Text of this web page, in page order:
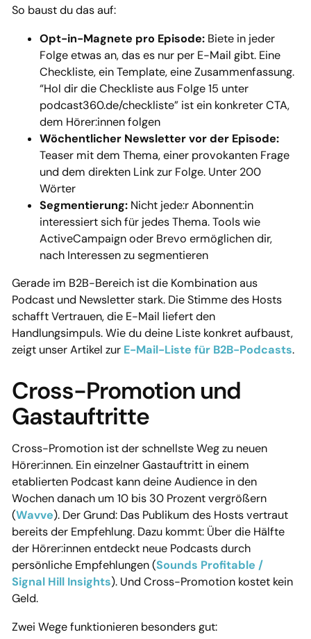
So baust du das auf:
Opt-in-Magnete pro Episode: Biete in jeder
Folge etwas an, das es nur per E-Mail gibt. Eine
Checkliste, ein Template, eine Zusammenfassung.
“Hol dir die Checkliste aus Folge 15 unter
podcast360.de/checkliste” ist ein konkreter CTA,
dem Hörer:innen folgen
Wöchentlicher Newsletter vor der Episode:
Teaser mit dem Thema, einer provokanten Frage
und dem direkten Link zur Folge. Unter 200
Wörter
Segmentierung: Nicht jede:r Abonnent:in
interessiert sich für jedes Thema. Tools wie
ActiveCampaign oder Brevo ermöglichen dir,
nach Interessen zu segmentieren
Gerade im B2B-Bereich ist die Kombination aus
Podcast und Newsletter stark. Die Stimme des Hosts
schafft Vertrauen, die E-Mail liefert den
Handlungsimpuls. Wie du deine Liste konkret aufbaust,
zeigt unser Artikel zur E-Mail-Liste für B2B-Podcasts.
Cross-Promotion und
Gastauftritte
Cross-Promotion ist der schnellste Weg zu neuen
Hörer:innen. Ein einzelner Gastauftritt in einem
etablierten Podcast kann deine Audience in den
Wochen danach um 10 bis 30 Prozent vergrößern
(Wavve). Der Grund: Das Publikum des Hosts vertraut
bereits der Empfehlung. Dazu kommt: Über die Hälfte
der Hörer:innen entdeckt neue Podcasts durch
persönliche Empfehlungen (Sounds Profitable /
Signal Hill Insights). Und Cross-Promotion kostet kein
Geld.
Zwei Wege funktionieren besonders gut: